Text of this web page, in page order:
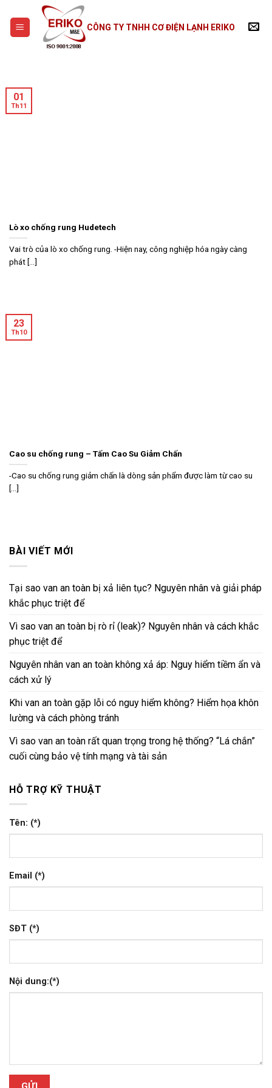
content
CÔNG TY TNHH CƠ ĐIỆN LẠNH ERIKO
Lò xo chống rung Hudetech
Vai trò của lò xo chống rung. -Hiện nay, công nghiệp hóa ngày càng
phát [...]
01
Th11
Cao su chống rung – Tấm Cao Su Giảm Chấn
-Cao su chống rung giảm chấn là dòng sản phẩm được làm từ cao su
[...]
23
Th10
BÀI VIẾT MỚI
Tại sao van an toàn bị xả liên tục? Nguyên nhân và giải pháp
khắc phục triệt để
Vì sao van an toàn bị rò rỉ (leak)? Nguyên nhân và cách khắc
phục triệt để
Nguyên nhân van an toàn không xả áp: Nguy hiểm tiềm ẩn và
cách xử lý
Khi van an toàn gặp lỗi có nguy hiểm không? Hiểm họa khôn
lường và cách phòng tránh
Vì sao van an toàn rất quan trọng trong hệ thống? “Lá chắn”
cuối cùng bảo vệ tính mạng và tài sản
HỖ TRỢ KỸ THUẬT
Tên: (*)
Email (*)
SĐT (*)
Nội dung:(*)